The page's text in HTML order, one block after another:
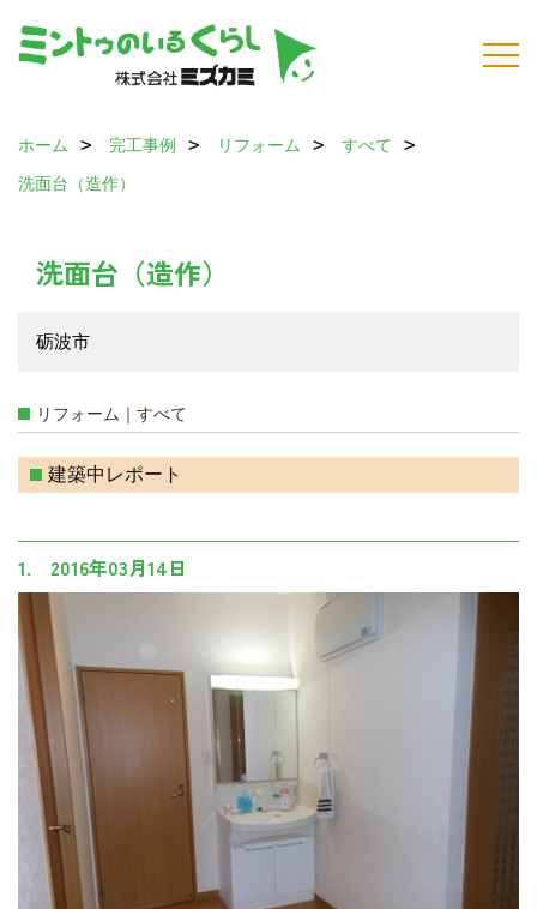
ホーム 完工事例 リフォーム
すべて
洗面台（造作）
洗面台（造作）
砺波市
リフォーム｜すべて
建築中レポート
1. 2016年03月14日